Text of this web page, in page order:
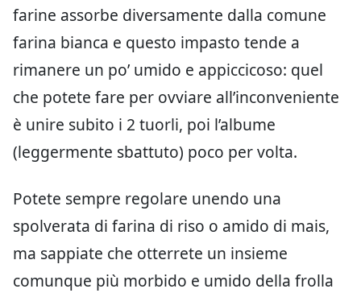
farine assorbe diversamente dalla comune
farina bianca e questo impasto tende a
rimanere un po’ umido e appiccicoso: quel
che potete fare per ovviare all’inconveniente
è unire subito i 2 tuorli, poi l’albume
(leggermente sbattuto) poco per volta.
Potete sempre regolare unendo una
spolverata di farina di riso o amido di mais,
ma sappiate che otterrete un insieme
comunque più morbido e umido della frolla